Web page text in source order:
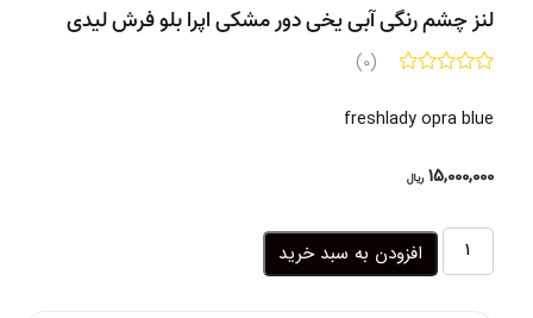
لنز چشم رنگی آبی یخی دور مشکی اپرا بلو فرش لیدی
(0)
freshlady opra blue
15,000,000 ریال
لنز
چشم
افزودن به سبد خرید